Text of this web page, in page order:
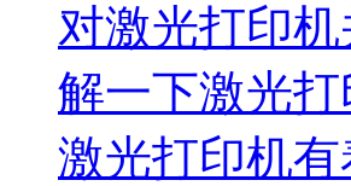
对激光打印
解一下激光
激光打印机